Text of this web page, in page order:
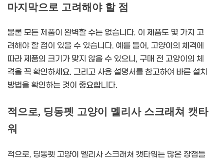
마지막으로 고려해야 할 점
물론 모든 제품이 완벽할 수는 없습니다. 이 제품도 몇 가지 고
려해야 할 점이 있을 수 있습니다. 예를 들어, 고양이의 체격에
따라 제품의 크기가 맞지 않을 수 있으니, 구매 전 고양이의 체
격을 꼭 확인하세요. 그리고 사용 설명서를 참고하여 바른 설치
방법을 확인하는 것이 중요합니다.
적으로, 딩동펫 고양이 멜리사 스크래쳐 캣타
워
적으로, 딩동펫 고양이 멜리사 스크래쳐 캣타워는 많은 장점들